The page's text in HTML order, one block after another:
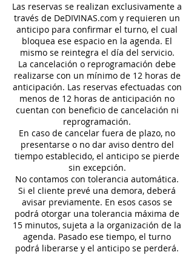
Las reservas se realizan exclusivamente a
través de DeDIVINAS.com y requieren un
anticipo para confirmar el turno, el cual
bloquea ese espacio en la agenda. El
mismo se reintegra el día del servicio.
La cancelación o reprogramación debe
realizarse con un mínimo de 12 horas de
anticipación. Las reservas efectuadas con
menos de 12 horas de anticipación no
cuentan con beneficio de cancelación ni
reprogramación.
En caso de cancelar fuera de plazo, no
presentarse o no dar aviso dentro del
tiempo establecido, el anticipo se pierde
sin excepción.
No contamos con tolerancia automática.
Si el cliente prevé una demora, deberá
avisar previamente. En esos casos se
podrá otorgar una tolerancia máxima de
15 minutos, sujeta a la organización de la
agenda. Pasado ese tiempo, el turno
podrá liberarse y el anticipo se perderá.